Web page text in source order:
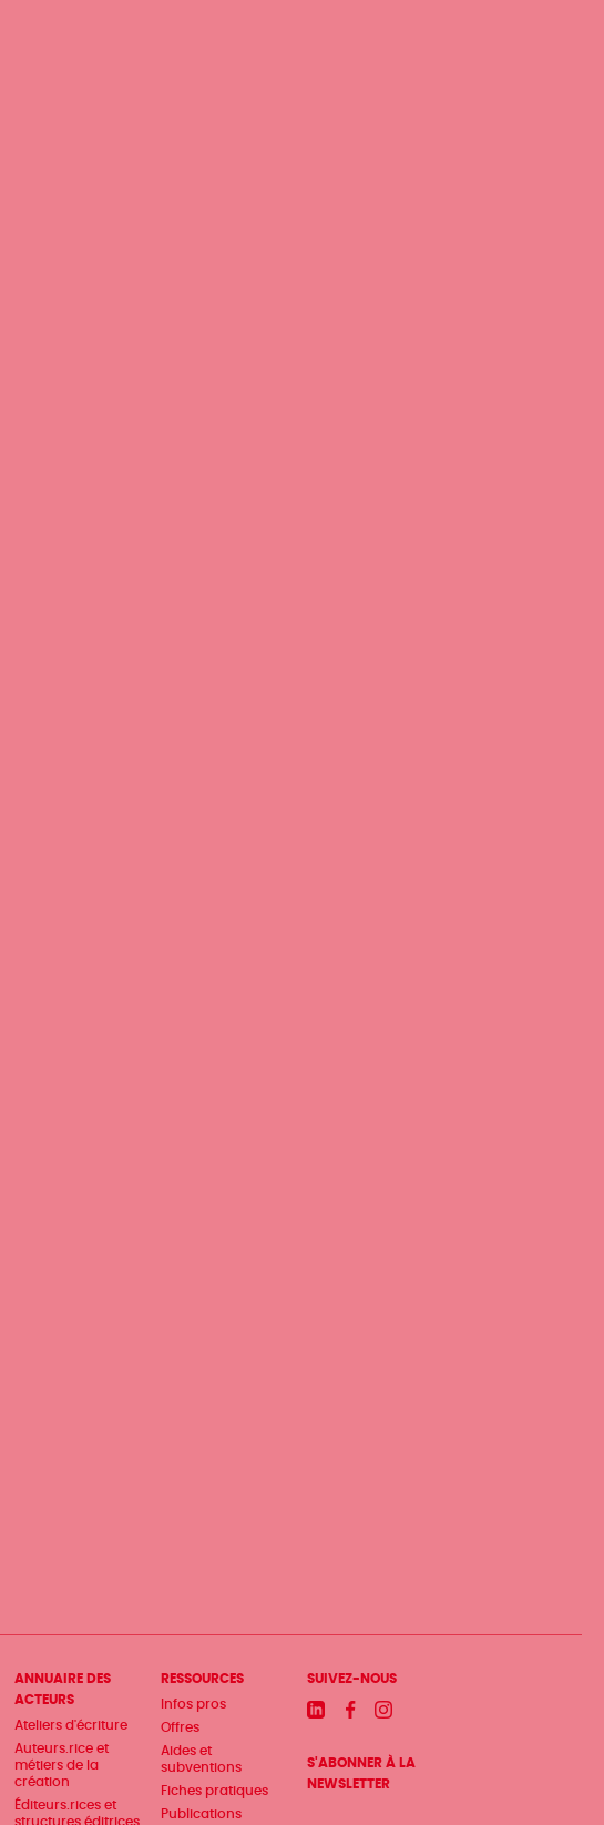
ANNUAIRE DES
ACTEURS
Ateliers d'écriture
Auteurs.rice et
métiers de la
création
Éditeurs.rices et
structures éditrices
RESSOURCES
Infos pros
Offres
Aides et
subventions
Fiches pratiques
Publications
SUIVEZ-NOUS
LinkedinFacebookInstagram
S'ABONNER À LA
NEWSLETTER